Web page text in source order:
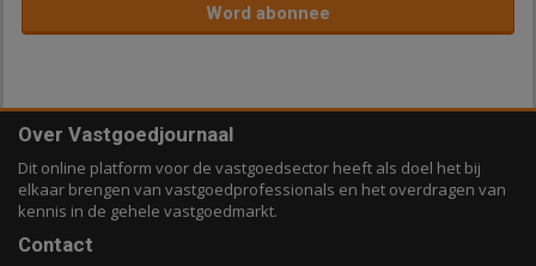
Word abonnee
Over Vastgoedjournaal
Dit online platform voor de vastgoedsector heeft als doel het bij
elkaar brengen van vastgoedprofessionals en het overdragen van
kennis in de gehele vastgoedmarkt.
Contact